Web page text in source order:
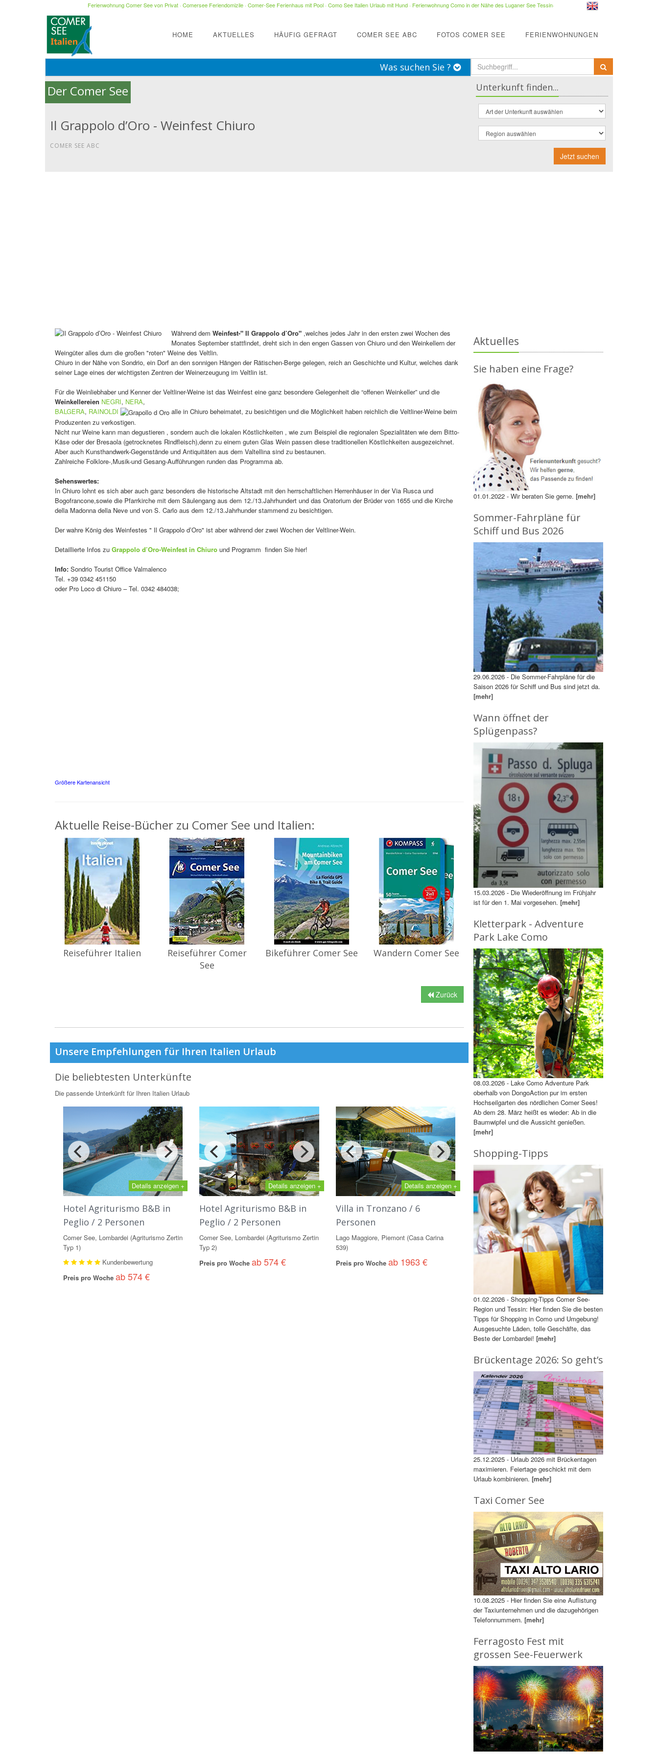
Ferienwohnung Comer See von Privat· Comersee Feriendomizile· Comer-See Ferienhaus mit Pool· Como See Italien Urlaub mit Hund· Ferienwohnung Como in der Nähe des Luganer See Tessin·
HOME AKTUELLES HÄUFIG GEFRAGT COMER SEE ABC FOTOS COMER SEE FERIENWOHNUNGEN
Was suchen Sie ?
Der Comer See
Il Grappolo d’Oro - Weinfest Chiuro
COMER SEE ABC
Unterkunft finden...
Jetzt suchen
Während dem Weinfest-" Il Grappolo d’Oro" ,welches jedes Jahr in den ersten zwei Wochen des
Monates September stattfindet, dreht sich in den engen Gassen von Chiuro und den Weinkellern der
Weingüter alles dum die großen "roten" Weine des Veltlin.
Chiuro in der Nähe von Sondrio, ein Dorf an den sonnigen Hängen der Rätischen-Berge gelegen, reich an Geschichte und Kultur, welches dank
seiner Lage eines der wichtigsten Zentren der Weinerzeugung im Veltlin ist.
Für die Weinliebhaber und Kenner der Veltliner-Weine ist das Weinfest eine ganz besondere Gelegenheit die “offenen Weinkeller” und die
Weinkellereien NEGRI, NERA,
BALGERA, RAINOLDI
alle in Chiuro beheimatet, zu besichtigen und die Möglichkeit haben reichlich die Veltliner-Weine beim
Produzenten zu verkostigen.
Nicht nur Weine kann man degustieren , sondern auch die lokalen Köstlichkeiten , wie zum Beispiel die regionalen Spezialitäten wie dem Bitto-
Käse oder der Bresaola (getrocknetes Rindfleisch),denn zu einem guten Glas Wein passen diese traditionellen Köstlichkeiten ausgezeichnet.
Aber auch Kunsthandwerk-Gegenstände und Antiquitäten aus dem Valtellina sind zu bestaunen.
Zahlreiche Folklore-,Musik-und Gesang-Aufführungen runden das Programma ab.
Sehenswertes:
In Chiuro lohnt es sich aber auch ganz besonders die historische Altstadt mit den herrschaftlichen Herrenhäuser in der Via Rusca und
Bogofrancone,sowie die Pfarrkirche mit dem Säulengang aus dem 12./13.Jahrhundert und das Oratorium der Brüder von 1655 und die Kirche
della Madonna della Neve und von S. Carlo aus dem 12./13.Jahrhunder stammend zu besichtigen.
Der wahre König des Weinfestes " Il Grappolo d’Oro" ist aber während der zwei Wochen der Veltliner-Wein.
Detaillierte Infos zu Grappolo d’Oro-Weinfest in Chiuro und Programm finden Sie hier!
Info: Sondrio Tourist Office Valmalenco
Tel. +39 0342 451150
oder Pro Loco di Chiuro – Tel. 0342 484038;
Größere Kartenansicht
Aktuelle Reise-Bücher zu Comer See und Italien:
Reiseführer Italien
Reiseführer Comer
See
Bikeführer Comer See Wandern Comer See
Zurück
Unsere Empfehlungen für Ihren Italien Urlaub
Die beliebtesten Unterkünfte
Die passende Unterkünft für Ihren Italien Urlaub
Details anzeigen +
Hotel Agriturismo B&B in
Peglio / 2 Personen
Comer See, Lombardei (Agriturismo Zertin
Typ 1)
Kundenbewertung
Preis pro Woche ab 574 €
Details anzeigen +
Hotel Agriturismo B&B in
Peglio / 2 Personen
Comer See, Lombardei (Agriturismo Zertin
Typ 2)
Preis pro Wocheab 574 €
Details anzeigen +
Villa in Tronzano / 6
Personen
Lago Maggiore, Piemont (Casa Carina
539)
Preis pro Woche ab 1963 €
Aktuelles
Sie haben eine Frage?
01.01.2022 - Wir beraten Sie gerne. [mehr]
Sommer-Fahrpläne für
Schiff und Bus 2026
29.06.2026 - Die Sommer-Fahrpläne für die
Saison 2026 für Schiff und Bus sind jetzt da.
[mehr]
Wann öffnet der
Splügenpass?
15.03.2026 - Die Wiederöffnung im Frühjahr
ist für den 1. Mai vorgesehen. [mehr]
Kletterpark - Adventure
Park Lake Como
08.03.2026 - Lake Como Adventure Park
oberhalb von DongoAction pur im ersten
Hochseilgarten des nördlichen Comer Sees!
Ab dem 28. März heißt es wieder: Ab in die
Baumwipfel und die Aussicht genießen.
[mehr]
Shopping-Tipps
01.02.2026 - Shopping-Tipps Comer See-
Region und Tessin: Hier finden Sie die besten
Tipps für Shopping in Como und Umgebung!
Ausgesuchte Läden, tolle Geschäfte, das
Beste der Lombardei! [mehr]
Brückentage 2026: So geht’s
25.12.2025 - Urlaub 2026 mit Brückentagen
maximieren. Feiertage geschickt mit dem
Urlaub kombinieren. [mehr]
Taxi Comer See
10.08.2025 - Hier finden Sie eine Auflistung
der Taxiunternehmen und die dazugehörigen
Telefonnummern. [mehr]
Ferragosto Fest mit
grossen See-Feuerwerk